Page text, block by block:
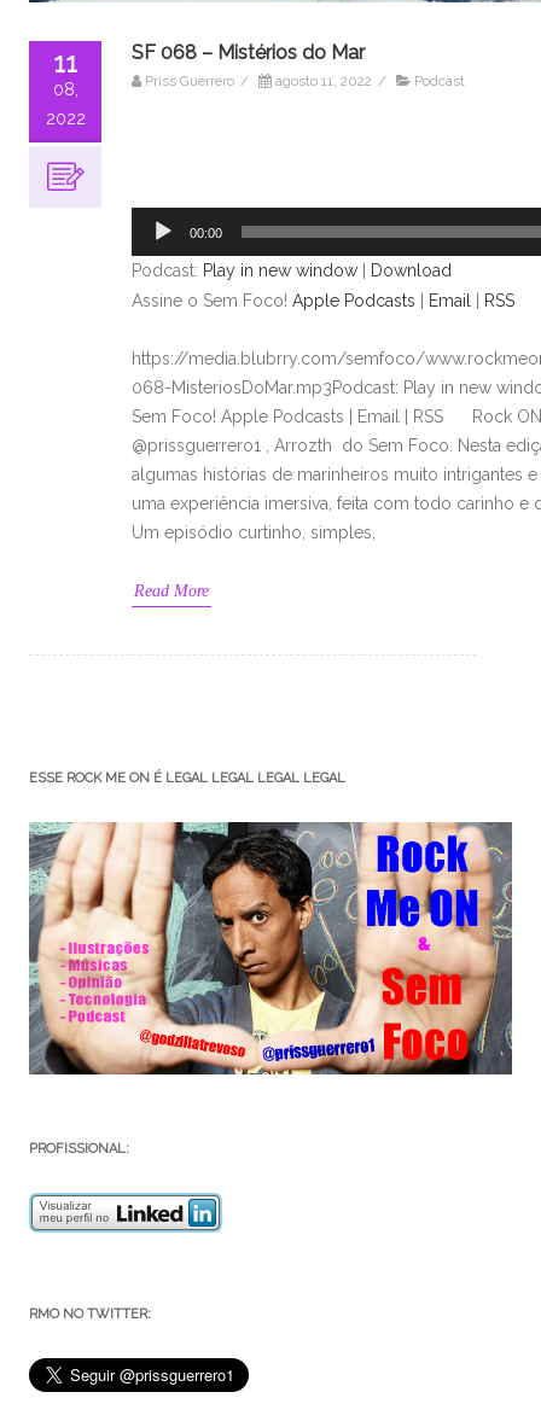
11
08,
2022
SF 068 – Mistérios do Mar
Priss Guerrero / agosto 11, 2022 / Podcast
00:00
Podcast: Play in new window
Download
Assine o Sem Foco! Apple Podcasts Email RSS
https://media.blubrry.com/semfoco/
068-MisteriosDoMar.mp3Podcast: Play in new
Sem Foco! Apple Podcasts | Email | RSS Rock
@prissguerrero1 , Arrozth do Sem Foco. Nesta
algumas histórias de marinheiros muito intrigantes
uma experiência imersiva, feita com todo carinho e
Um episódio curtinho, simples,
Read More
ESSE ROCK ME ON É LEGAL LEGAL LEGAL LEGAL
PROFISSIONAL:
RMO NO TWITTER: